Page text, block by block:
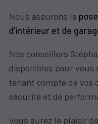
Nous assurons la
d'intérieur et de
Nos conseillers
disponibles pour vous
tenant compte de vos
sécurité et de
Vous aurez le plaisir